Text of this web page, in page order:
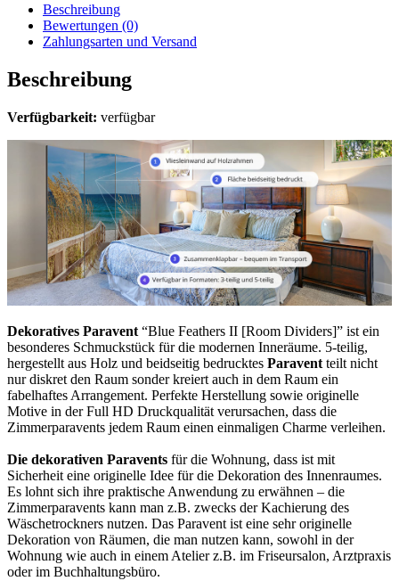
Beschreibung
Bewertungen (0)
Zahlungsarten und Versand
Beschreibung
Verfügbarkeit: verfügbar
Dekoratives Paravent “Blue Feathers II [Room Dividers]” ist ein
besonderes Schmuckstück für die modernen Inneräume. 5-teilig,
hergestellt aus Holz und beidseitig bedrucktes Paravent teilt nicht
nur diskret den Raum sonder kreiert auch in dem Raum ein
fabelhaftes Arrangement. Perfekte Herstellung sowie originelle
Motive in der Full HD Druckqualität verursachen, dass die
Zimmerparavents jedem Raum einen einmaligen Charme verleihen.
Die dekorativen Paravents für die Wohnung, dass ist mit
Sicherheit eine originelle Idee für die Dekoration des Innenraumes.
Es lohnt sich ihre praktische Anwendung zu erwähnen – die
Zimmerparavents kann man z.B. zwecks der Kachierung des
Wäschetrockners nutzen. Das Paravent ist eine sehr originelle
Dekoration von Räumen, die man nutzen kann, sowohl in der
Wohnung wie auch in einem Atelier z.B. im Friseursalon, Arztpraxis
oder im Buchhaltungsbüro.